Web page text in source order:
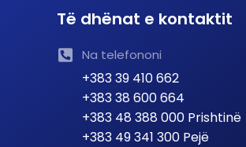
Të dhënat e kontaktit
Na telefononi
+383 39 410 662
+383 38 600 664
+383 48 388 000 Prishtinë
+383 49 341 300 Pejë